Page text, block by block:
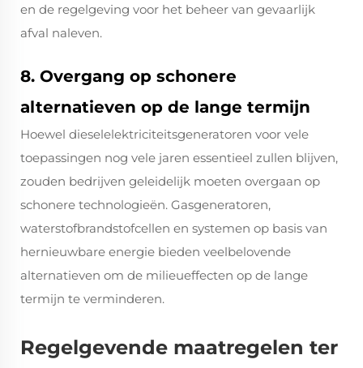
en de regelgeving voor het beheer van gevaarlijk
afval naleven.
8. Overgang op schonere
alternatieven op de lange termijn
Hoewel dieselelektriciteitsgeneratoren voor vele
toepassingen nog vele jaren essentieel zullen blijven,
zouden bedrijven geleidelijk moeten overgaan op
schonere technologieën. Gasgeneratoren,
waterstofbrandstofcellen en systemen op basis van
hernieuwbare energie bieden veelbelovende
alternatieven om de milieueffecten op de lange
termijn te verminderen.
Regelgevende maatregelen ter